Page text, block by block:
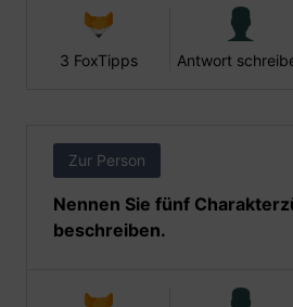
3 FoxTipps Antwort
Zur Person
Nennen Sie fünf
beschreiben.